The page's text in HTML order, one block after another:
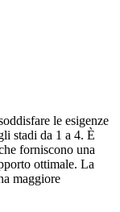
le esigenze
stadi da 1 a 4. È
forniscono una
ottimale. La
maggiore